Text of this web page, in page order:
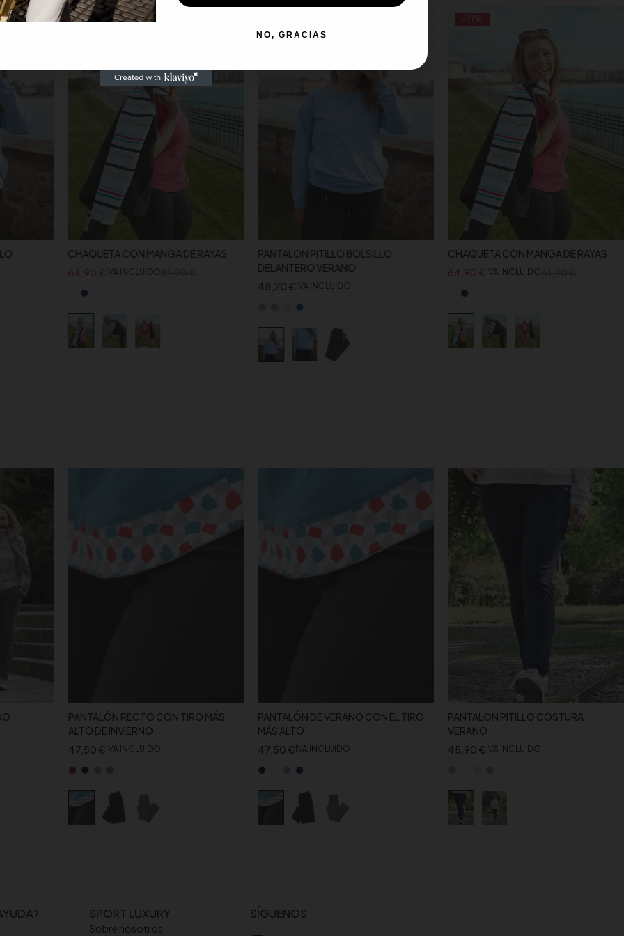
-21%
CHAQUETA CON MANGA DE RAYAS
64,90 € IVA INCLUIDO
PANTALON PITILLO BOLSILLO
DELANTERO VERANO
48,20 € IVA INCLUIDO
-21%
CHAQUETA CON MANGA DE RAYAS
64,90 € IVA INCLUIDO
PANTALÓN RECTO CON TIRO MÁS
ALTO DE INVIERNO
47,50 € IVA INCLUIDO
PANTALÓN DE VERANO CON EL TIRO
MÁS ALTO
47,50 € IVA INCLUIDO
PANTALON PITILLO COSTURA
VERANO
45,90 € IVA INCLUIDO
SPORT LUXURY
Sobre nosotros
SÍGUENOS
NO, GRACIAS